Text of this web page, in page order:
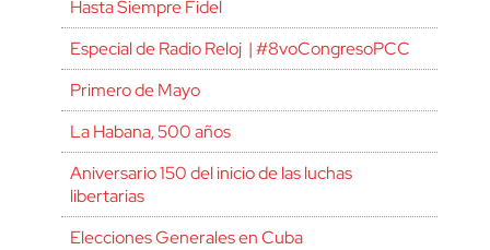
Hasta Siempre Fidel
Especial de Radio Reloj | #8voCongresoPCC
Primero de Mayo
La Habana, 500 años
Aniversario 150 del inicio de las luchas
libertarias
Elecciones Generales en Cuba